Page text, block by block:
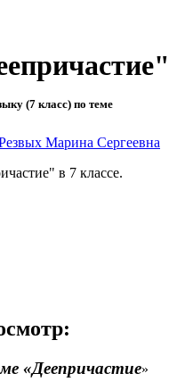
(7 класс) по теме
Марина Сергеевна
в 7 классе.
«Деепричастие»